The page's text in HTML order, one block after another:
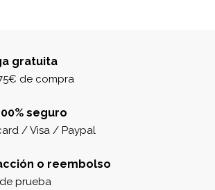
gratuita
de compra
seguro
/ Visa / Paypal
o reembolso
prueba